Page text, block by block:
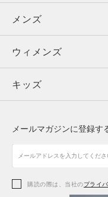
メンズ
ウィメンズ
キッズ
アクセサリー
メンズ
トップス
ボトムス
アクセサリー
ウィメンズ
トップス
シューズ
アクセサリー
キッズ
シューズ
メールマガジンに登録す
購読の際は、当社のプライ